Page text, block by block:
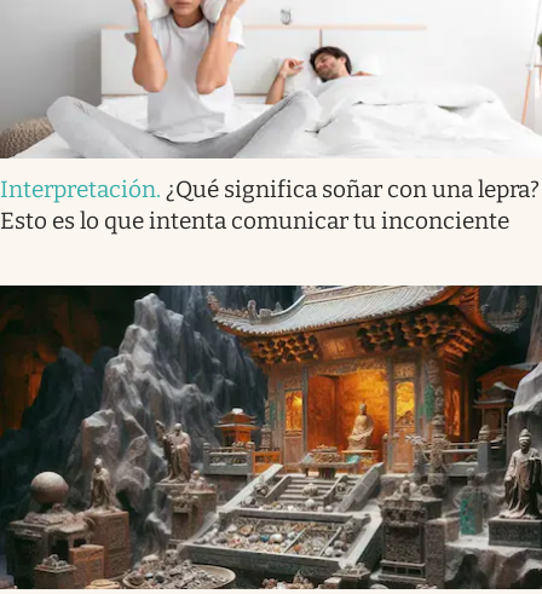
Interpretación. ¿Qué significa soñar con una lepra?
Esto es lo que intenta comunicar tu inconciente